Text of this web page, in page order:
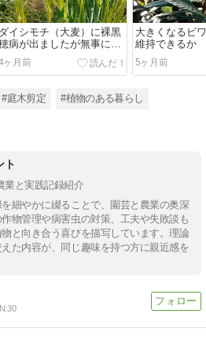
ダイシモチ（大麦）に裸黒
病が出ましたが無事に成
長しています
ヶ月前
大きくなるビ
維持できるか
5ヶ月前
#庭木剪定 #植物のある暮らし
ト
業と実践記録紹介
細やかに綴ることで、園芸と農業の奥深
物管理や病害虫の対策、工夫や失敗談も
と向き合う喜びを描写しています。理論
た内容が、同じ趣味を持つ方に親近感を
30